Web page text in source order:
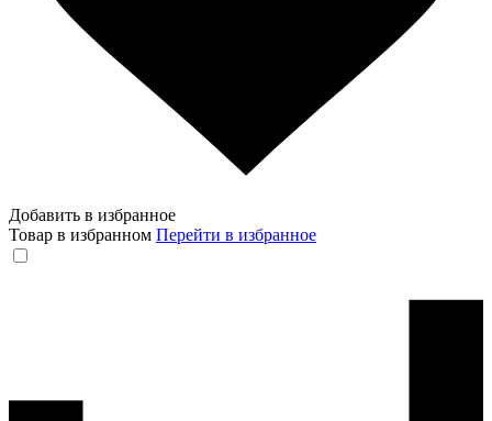
Добавить в избранное
Товар в избранном Перейти в избранное